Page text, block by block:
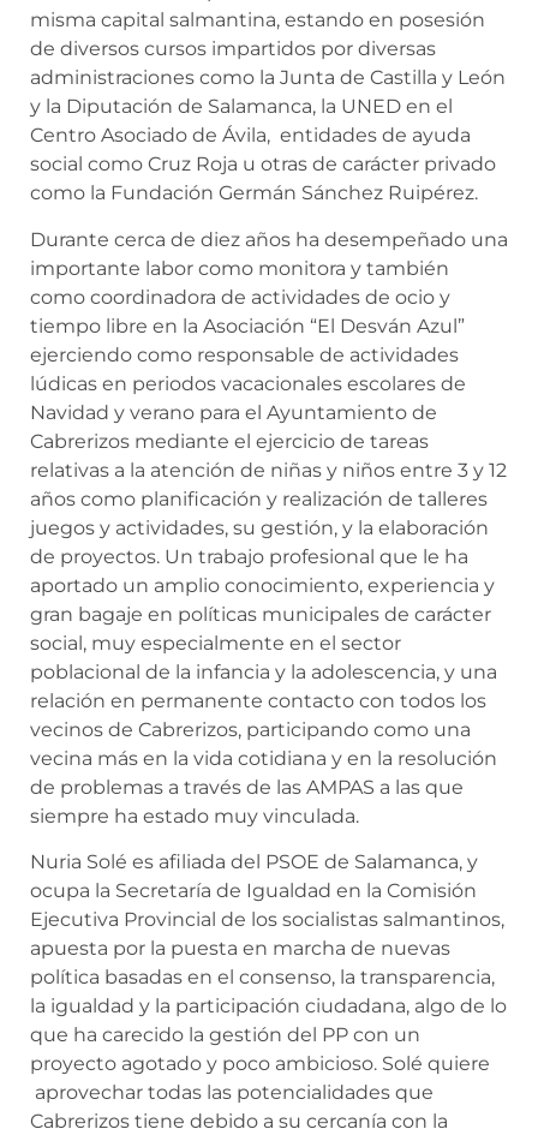
misma capital salmantina, estando en posesión
de diversos cursos impartidos por diversas
administraciones como la Junta de Castilla y León
y la Diputación de Salamanca, la UNED en el
Centro Asociado de Ávila, entidades de ayuda
social como Cruz Roja u otras de carácter privado
como la Fundación Germán Sánchez Ruipérez.
Durante cerca de diez años ha desempeñado una
importante labor como monitora y también
como coordinadora de actividades de ocio y
tiempo libre en la Asociación “El Desván Azul”
ejerciendo como responsable de actividades
lúdicas en periodos vacacionales escolares de
Navidad y verano para el Ayuntamiento de
Cabrerizos mediante el ejercicio de tareas
relativas a la atención de niñas y niños entre 3 y 12
años como planificación y realización de talleres
juegos y actividades, su gestión, y la elaboración
de proyectos. Un trabajo profesional que le ha
aportado un amplio conocimiento, experiencia y
gran bagaje en políticas municipales de carácter
social, muy especialmente en el sector
poblacional de la infancia y la adolescencia, y una
relación en permanente contacto con todos los
vecinos de Cabrerizos, participando como una
vecina más en la vida cotidiana y en la resolución
de problemas a través de las AMPAS a las que
siempre ha estado muy vinculada.
Nuria Solé es afiliada del PSOE de Salamanca, y
ocupa la Secretaría de Igualdad en la Comisión
Ejecutiva Provincial de los socialistas salmantinos,
apuesta por la puesta en marcha de nuevas
política basadas en el consenso, la transparencia,
la igualdad y la participación ciudadana, algo de lo
que ha carecido la gestión del PP con un
proyecto agotado y poco ambicioso. Solé quiere
aprovechar todas las potencialidades que
Cabrerizos tiene debido a su cercanía con la